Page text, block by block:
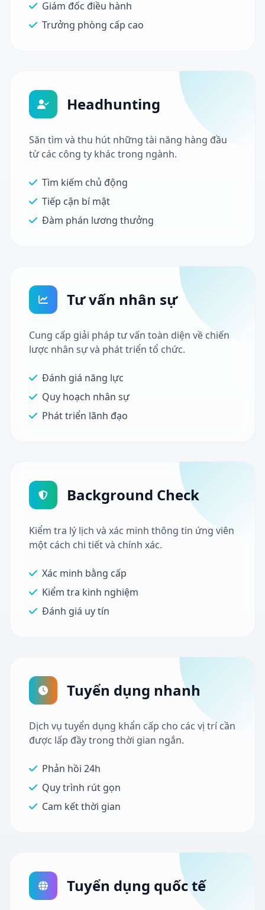
Giám đốc điều hành
Trưởng phòng cấp cao
Headhunting
Săn tìm và thu hút những tài năng hàng đầu
từ các công ty khác trong ngành.
Tìm kiếm chủ động
Tiếp cận bí mật
Đàm phán lương thưởng
Tư vấn nhân sự
Cung cấp giải pháp tư vấn toàn diện về chiến
lược nhân sự và phát triển tổ chức.
Đánh giá năng lực
Quy hoạch nhân sự
Phát triển lãnh đạo
Background Check
Kiểm tra lý lịch và xác minh thông tin ứng viên
một cách chi tiết và chính xác.
Xác minh bằng cấp
Kiểm tra kinh nghiệm
Đánh giá uy tín
Tuyển dụng nhanh
Dịch vụ tuyển dụng khẩn cấp cho các vị trí cần
được lấp đầy trong thời gian ngắn.
Phản hồi 24h
Quy trình rút gọn
Cam kết thời gian
Tuyển dụng quốc tế